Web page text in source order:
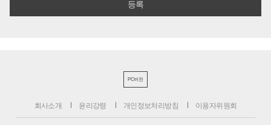
PC버전
회사소개 윤리강령 개인정보처리방침 이용자위원회